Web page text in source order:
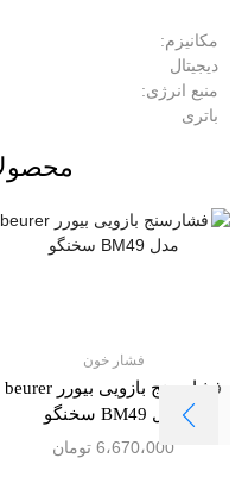
مکانیزم:
دیجیتال
منبع انرژی:
باتری
فشار خون
فشارسنج بازویی بیورر beurer
مدل BM49 سخنگو
6،670،000 تومان